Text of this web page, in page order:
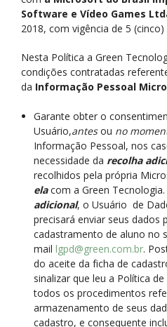
Software e Vídeo Games
2018, com vigência de 5
Nesta Política a Green
condições contratadas
da Informação Pessoal
Garante obter o
Usuário,antesou no
Informação Pessoal, nos
necessidade da recolha
recolhidos pela própria
elacom a Green
adicional, o Usuário de
precisará enviar seus dados
cadastramento de aluno no
mail lgpd@green.com.br.
do aceite da ficha de
sinalizar que leu a Política
todos os procedimentos
armazenamento de seus
cadastro, e consequente